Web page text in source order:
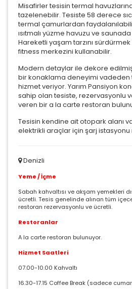
Misafirler tesisin termal
tazelenebilir. Tesiste 58 derece
termal çamurlardan
ısıtmalı yüzme havuzu ve
Hareketli yaşam tarzını
fitness merkezini kullanabilir.
Modern detaylar ile dekore
bir konaklama deneyimi vadeden
hizmet veriyor. Yarım Pansiyon
sahip olan tesiste, rezervasyonlu
veren bir a la carte restoran
Tesisin kendine ait otopark alanı
elektrikli araçlar için şarj istasyonu
Denizli
Yeme / İçme
Sabah kahvaltısı ve akşam yemekleri
ücretli. Tesis genelinde alınan tüm
restoran rezervasyonlu ve ücretli.
Restoranlar
A la carte restoran bulunuyor.
Hizmet Saatleri
07.00-10.00 Kahvaltı
16.30-17.15 Coffee Break (sadece